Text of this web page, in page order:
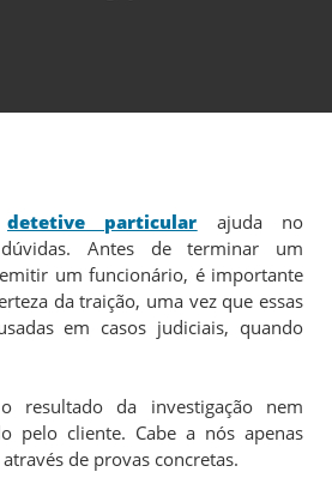
detetive particular ajuda no
Antes de terminar um
um funcionário, é importante
da traição, uma vez que essas
em casos judiciais, quando
resultado da investigação nem
pelo cliente. Cabe a nós apenas
de provas concretas.